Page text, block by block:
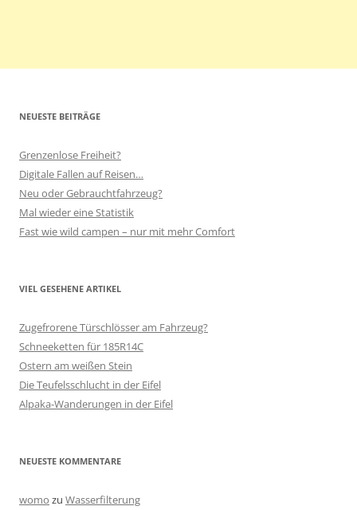
NEUESTE BEITRÄGE
Grenzenlose Freiheit?
Digitale Fallen auf Reisen…
Neu oder Gebrauchtfahrzeug?
Mal wieder eine Statistik
Fast wie wild campen – nur mit mehr Comfort
VIEL GESEHENE ARTIKEL
Zugefrorene Türschlösser am Fahrzeug?
Schneeketten für 185R14C
Ostern am weißen Stein
Die Teufelsschlucht in der Eifel
Alpaka-Wanderungen in der Eifel
NEUESTE KOMMENTARE
womo zu Wasserfilterung